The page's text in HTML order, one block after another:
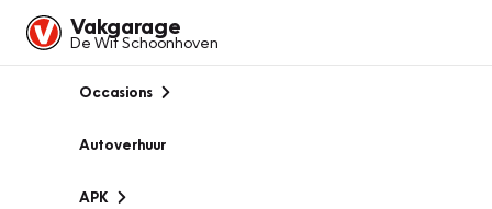
Vakgarage
De Wit Schoonhoven
Occasions
Autoverhuur
APK